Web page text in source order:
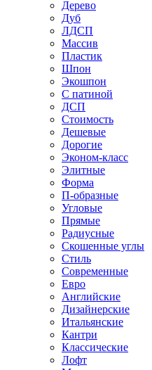
Дерево
Дуб
ЛДСП
Массив
Пластик
Шпон
Экошпон
С патиной
ДСП
Стоимость
Дешевые
Дорогие
Эконом-класс
Элитные
Форма
П-образные
Угловые
Прямые
Радиусные
Скошенные углы
Стиль
Современные
Евро
Английские
Дизайнерские
Итальянские
Кантри
Классические
Лофт